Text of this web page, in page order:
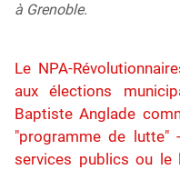
à Grenoble.
Le NPA-
aux élections
Baptiste Anglade
"programme de lutte"
services publics ou le